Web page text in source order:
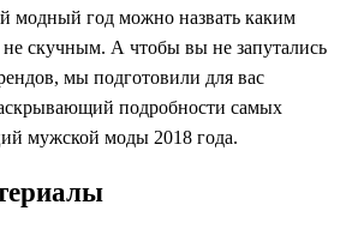
модный год можно назвать каким
не скучным. А чтобы вы не запутались
мы подготовили для вас
подробности самых
мужской моды 2018 года.